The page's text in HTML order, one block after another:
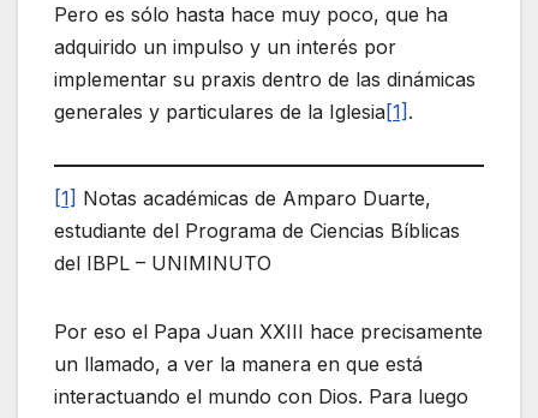
Pero es sólo hasta hace muy poco, que ha
adquirido un impulso y un interés por
implementar su praxis dentro de las dinámicas
generales y particulares de la Iglesia[1] .
[1] Notas académicas de Amparo Duarte,
estudiante del Programa de Ciencias Bíblicas
del IBPL – UNIMINUTO
Por eso el Papa Juan XXIII hace precisamente
un llamado, a ver la manera en que está
interactuando el mundo con Dios. Para luego